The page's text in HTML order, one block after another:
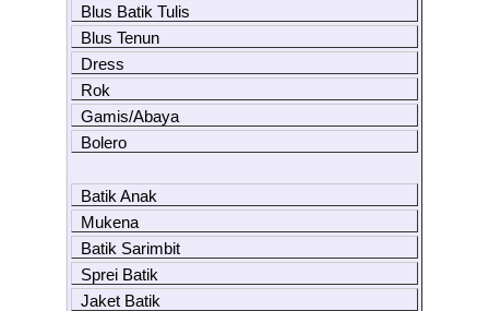
Blus Batik Tulis
Blus Tenun
Dress
Rok
Gamis/Abaya
Bolero
Batik Anak
Mukena
Batik Sarimbit
Sprei Batik
Jaket Batik